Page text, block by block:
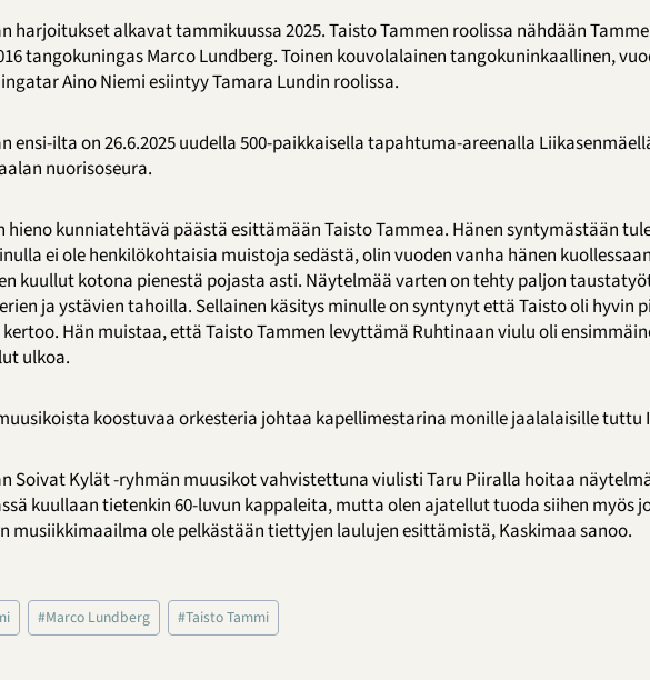
harjoitukset alkavat tammikuussa 2025. Taisto Tammen roolissa nähdään
tangokuningas Marco Lundberg. Toinen kouvolalainen tangokuninkaallinen,
Aino Niemi esiintyy Tamara Lundin roolissa.
ensi-ilta on 26.6.2025 uudella 500-paikkaisella tapahtuma-areenalla
nuorisoseura.
hieno kunniatehtävä päästä esittämään Taisto Tammea. Hänen syntymästään
ei ole henkilökohtaisia muistoja sedästä, olin vuoden vanha hänen
kuullut kotona pienestä pojasta asti. Näytelmää varten on tehty paljon
ja ystävien tahoilla. Sellainen käsitys minulle on syntynyt että Taisto oli hyvin
Hän muistaa, että Taisto Tammen levyttämä Ruhtinaan viulu oli
ulkoa.
koostuvaa orkesteria johtaa kapellimestarina monille jaalalaisille tuttu
Soivat Kylät -ryhmän muusikot vahvistettuna viulisti Taru Piiralla hoitaa
kuullaan tietenkin 60-luvun kappaleita, mutta olen ajatellut tuoda siihen myös
musiikkimaailma ole pelkästään tiettyjen laulujen esittämistä, Kaskimaa sanoo.
#Marco Lundberg #Taisto Tammi